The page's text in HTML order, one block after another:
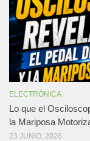
ELECTRÓNICA
Lo que el
la Mariposa
23 JUNIO, 2026